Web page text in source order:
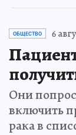
ОБЩЕСТВО 6
Они
включить
рака в